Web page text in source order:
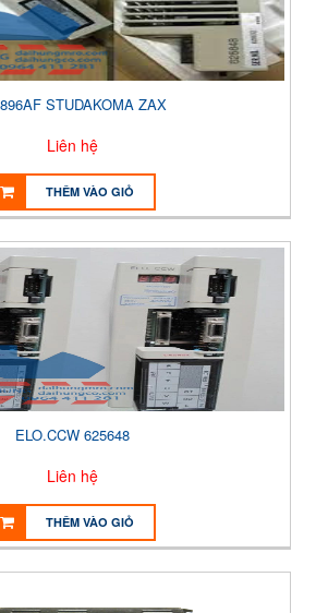
STUDAKOMA ZAX
Liên hệ
THÊM VÀO GIỎ
ELO.CCW 625648
Liên hệ
THÊM VÀO GIỎ